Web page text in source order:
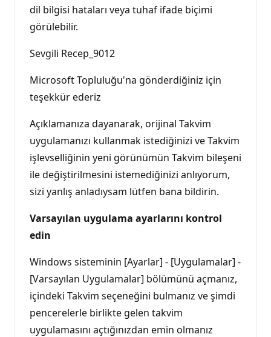
dil bilgisi hataları veya tuhaf ifade biçimi
görülebilir.
Sevgili Recep_9012
Microsoft Topluluğu'na gönderdiğiniz için
teşekkür ederiz
Açıklamanıza dayanarak, orijinal Takvim
uygulamanızı kullanmak istediğinizi ve Takvim
işlevselliğinin yeni görünümün Takvim bileşeni
ile değiştirilmesini istemediğinizi anlıyorum,
sizi yanlış anladıysam lütfen bana bildirin.
Varsayılan uygulama ayarlarını kontrol
edin
Windows sisteminin [Ayarlar] - [Uygulamalar] -
[Varsayılan Uygulamalar] bölümünü açmanız,
içindeki Takvim seçeneğini bulmanız ve şimdi
pencerelerle birlikte gelen takvim
uygulamasını açtığınızdan emin olmanız